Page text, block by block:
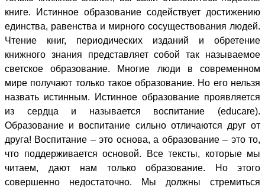
книге. Истинное образование содействует достижению
единства, равенства и мирного сосуществования людей.
Чтение книг, периодических изданий и обретение
книжного знания представляет собой так называемое
светское образование. Многие люди в современном
мире получают только такое образование. Но его нельзя
назвать истинным. Истинное образование проявляется
из сердца и называется воспитание (educare).
Образование и воспитание сильно отличаются друг от
друга! Воспитание – это основа, а образование – это то,
что поддерживается основой. Все тексты, которые мы
читаем, дают нам только образование. Но этого
совершенно недостаточно. Мы должны стремиться